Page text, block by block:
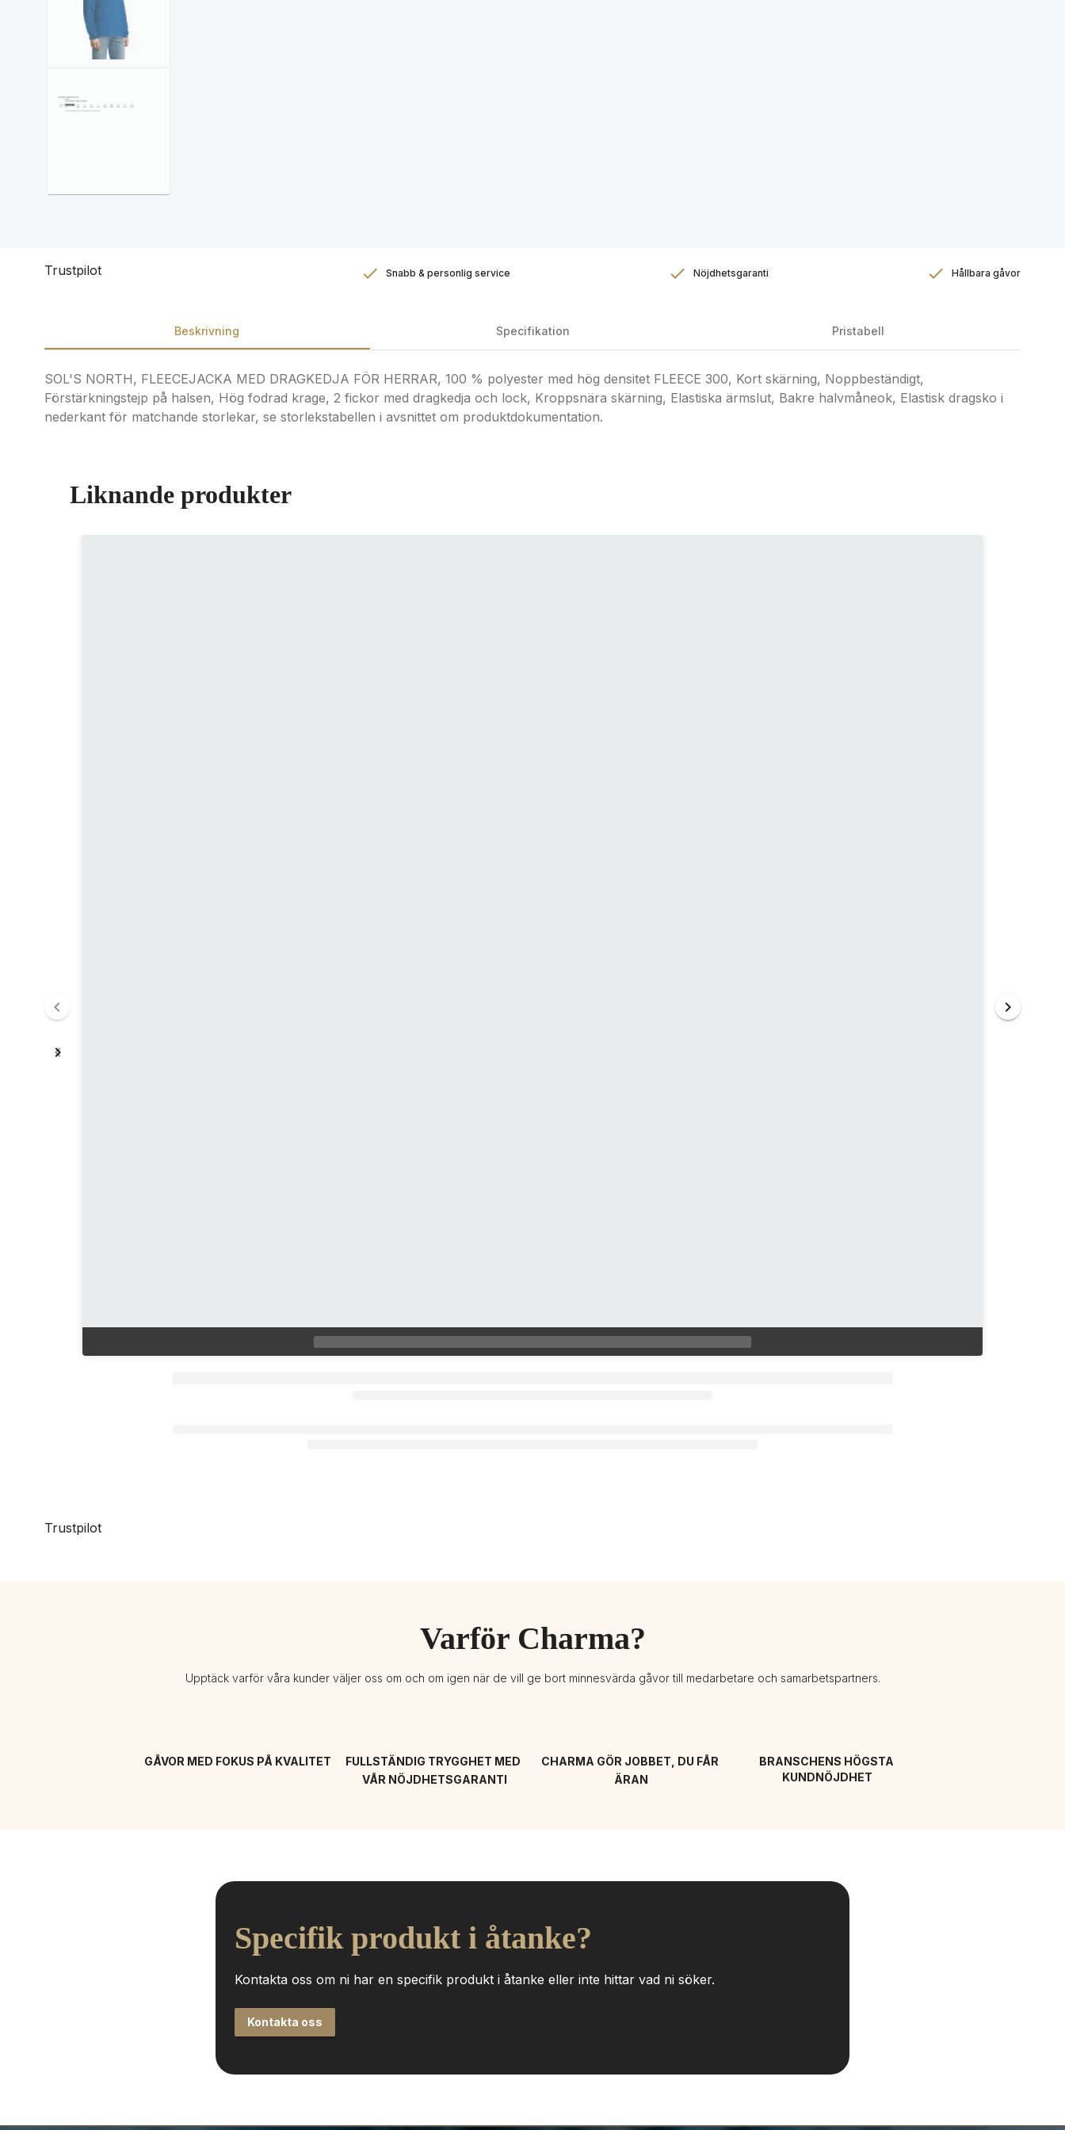
Trustpilot Snabb & personlig service Nöjdhetsgaranti Hållbara gåvor
Beskrivning Specifikation Pristabell
SOL'S NORTH, FLEECEJACKA MED DRAGKEDJA FÖR HERRAR, 100 % polyester med hög densitet FLEECE 300, Kort skärning, Noppbeständigt,
Förstärkningstejp på halsen, Hög fodrad krage, 2 fickor med dragkedja och lock, Kroppsnära skärning, Elastiska ärmslut, Bakre halvmåneok, Elastisk dragsko i
nederkant för matchande storlekar, se storlekstabellen i avsnittet om produktdokumentation.
Liknande produkter
Trustpilot
Varför Charma?
Upptäck varför våra kunder väljer oss om och om igen när de vill ge bort minnesvärda gåvor till medarbetare och samarbetspartners.
GÅVOR MED FOKUS PÅ KVALITET
FULLSTÄNDIG TRYGGHET MED
VÅR NÖJDHETSGARANTI
CHARMA GÖR JOBBET, DU FÅR
ÄRAN
BRANSCHENS HÖGSTA
KUNDNÖJDHET
Specifik produkt i åtanke?
Kontakta oss om ni har en specifik produkt i åtanke eller inte hittar vad ni söker.
Kontakta oss